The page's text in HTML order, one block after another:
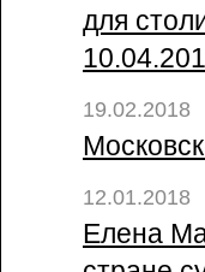
для
19.02.2018
12.01.2018
Елена